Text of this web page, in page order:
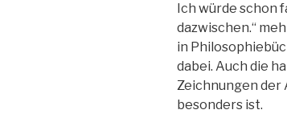
Ich würde schon
dazwischen.“
in
dabei. Auch die
Zeichnungen der
besonders ist.